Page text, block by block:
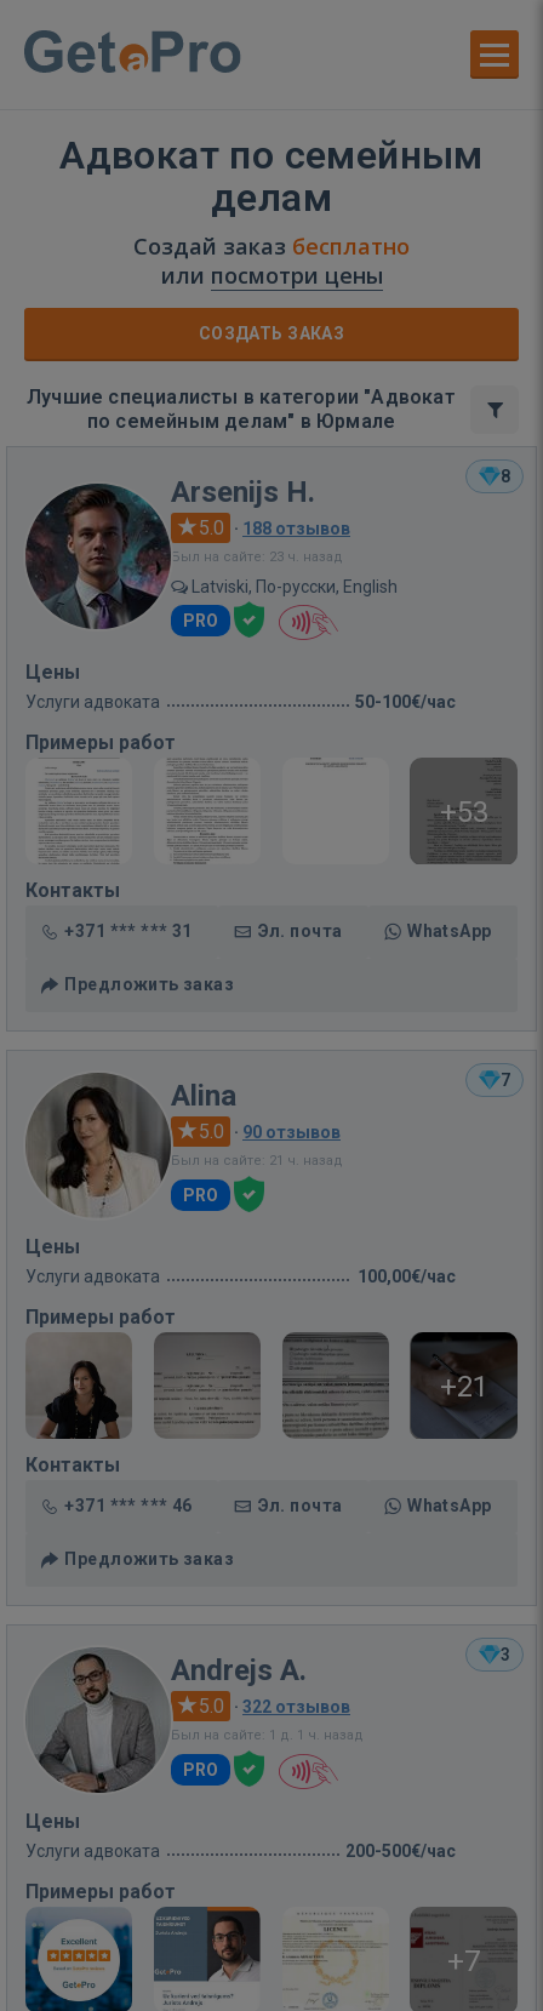
Адвокат по семейным
делам
Создай заказ бесплатно
или посмотри цены
СОЗДАТЬ ЗАКАЗ
Лучшие специалисты в категории "Адвокат
по семейным делам" в Юрмале
8
Arsenijs H.
5.0 · 188 отзывов
Был на сайте: 23 ч. назад
Latviski, По-русски, English
PRO
Цены
Услуги адвоката 50-100€/час
Примеры работ
+53
Контакты
+371 *** *** 31 Эл. почта WhatsApp
Предложить заказ
7
Alina
5.0 · 90 отзывов
Был на сайте: 21 ч. назад
PRO
Цены
Услуги адвоката 100,00€/час
Примеры работ
+21
Контакты
+371 *** *** 46 Эл. почта WhatsApp
Предложить заказ
3
Andrejs A.
5.0 · 322 отзывов
Был на сайте: 1 д. 1 ч. назад
PRO
Цены
Услуги адвоката 200-500€/час
Примеры работ
+7